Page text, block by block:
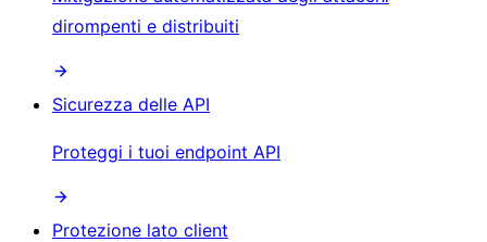
dirompenti e distribuiti
Sicurezza delle API
Proteggi i tuoi endpoint API
Protezione lato client